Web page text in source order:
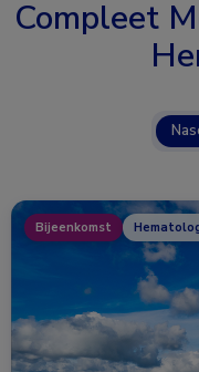
Compleet
Bijeenkomst